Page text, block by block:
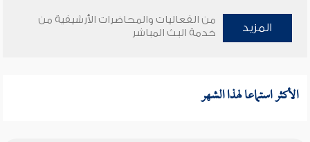
المزيد
من الفعاليات والمحاضرات الأرشيفية من
خدمة البث المباشر
الأكثر استماعا لهذا الشهر